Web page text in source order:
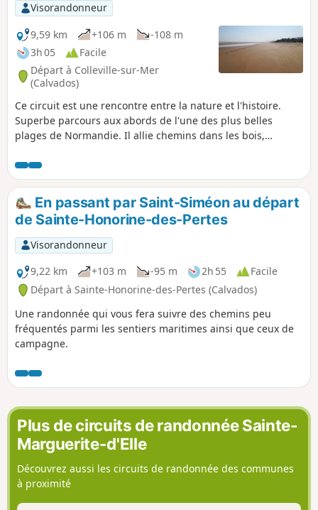
Visorandonneur
9,59 km
+106 m
-108 m
3h 05
Facile
Départ à Colleville-sur-Mer
(Calvados)
Ce circuit est une rencontre entre la nature et l'histoire.
Superbe parcours aux abords de l'une des plus belles
plages de Normandie. Il allie chemins dans les bois,
plus, ce haut lieu de mémoire où débarquèrent des milliers
de soldats américains venus libérer la France de
l'occupation nazie. La visite du cimetière militaire américain
s'impose. Venez également déambuler sur la très belle
plage d'Omaha Beach.
En passant par Saint-Siméon au départ
de Sainte-Honorine-des-Pertes
Visorandonneur
9,22 km
+103 m -95 m 2h 55
Facile
Départ à Sainte-Honorine-des-Pertes (Calvados)
Une randonnée qui vous fera suivre des chemins peu
fréquentés parmi les sentiers maritimes ainsi que ceux de
campagne.
Plus de circuits de randonnée Sainte-
Marguerite-d'Elle
Découvrez aussi les circuits de randonnée des communes
à proximité